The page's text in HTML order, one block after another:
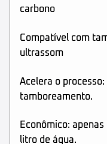
carbono
Compatível com
ultrassom
Acelera o
tamboreamento.
Econômico:
litro de água.